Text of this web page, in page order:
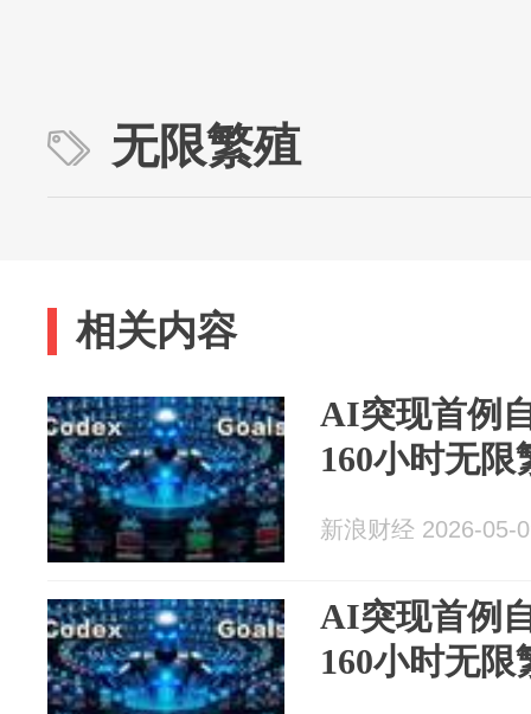
无限繁殖
相关内容
AI突现首例
160小时无限
新浪财经 2026-05-
AI突现首例
160小时无限